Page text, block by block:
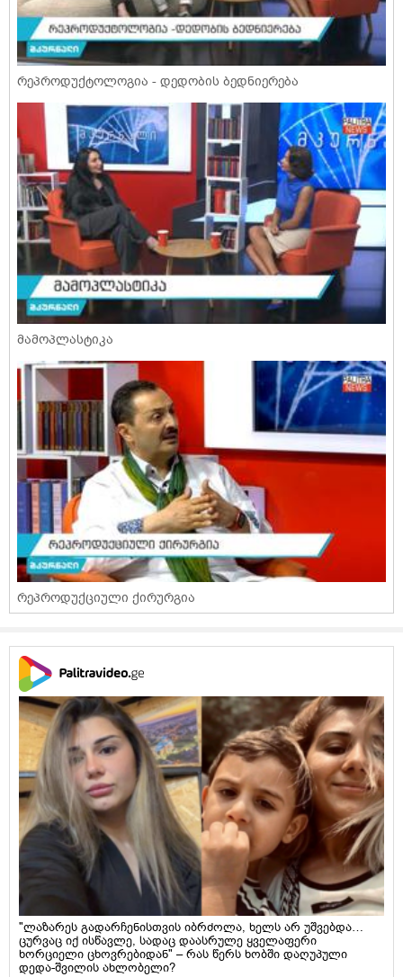
რეპროდუქტოლოგია - დედობის ბედნიერება
მამოპლასტიკა
რეპროდუქციული ქირურგია
"ლაზარეს გადარჩენისთვის იბრძოლა, ხელს არ უშვებდა…
ცურვაც იქ ისწავლე, სადაც დაასრულე ყველაფერი
ხორციელი ცხოვრებიდან" – რას წერს ხობში დაღუპული
დედა-შვილის ახლობელი?